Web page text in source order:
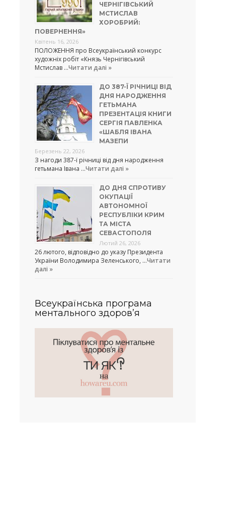
ЧЕРНІГІВСЬКИЙ
МСТИСЛАВ
ХОРОБРИЙ:
ПОВЕРНЕННЯ»
Квітень 16, 2026
ПОЛОЖЕННЯ про Всеукраїнський конкурс
художніх робіт «Князь Чернігівський
Мстислав …Читати далі »
ДО 387-Ї РІЧНИЦІ ВІД
ДНЯ НАРОДЖЕННЯ
ГЕТЬМАНА
ПРЕЗЕНТАЦІЯ КНИГИ
СЕРГІЯ ПАВЛЕНКА
«ШАБЛЯ ІВАНА
МАЗЕПИ
Березень 22, 2026
З нагоди 387-ї річниці від дня народження
гетьмана Івана …Читати далі »
ДО ДНЯ СПРОТИВУ
ОКУПАЦІЇ
АВТОНОМНОЇ
РЕСПУБЛІКИ КРИМ
ТА МІСТА
СЕВАСТОПОЛЯ
Лютий 26, 2026
26 лютого, відповідно до указу Президента
України Володимира Зеленського, …Читати
далі »
Всеукраїнська програма
ментального здоров’я